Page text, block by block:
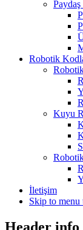
Robotik
Kuyu
İletişim
Skip to menu
Header info